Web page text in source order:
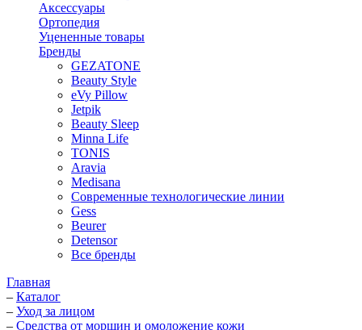
Аксессуары
Ортопедия
Уцененные товары
Бренды
GEZATONE
Beauty Style
eVy Pillow
Jetpik
Beauty Sleep
Minna Life
TONIS
Aravia
Medisana
Современные технологические линии
Gess
Beurer
Detensor
Все бренды
Главная
– Каталог
– Уход за лицом
– Средства от морщин и омоложение кожи